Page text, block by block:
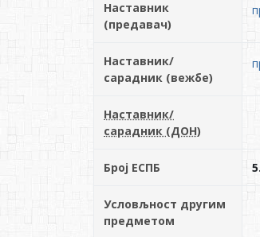
Наставник
(предавач)
Наставник/
сарадник (вежбе)
Наставник/
сарадник (ДОН)
Број ЕСПБ
Условљност другим
предметом